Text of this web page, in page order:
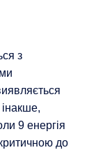
з
9 енергія
до